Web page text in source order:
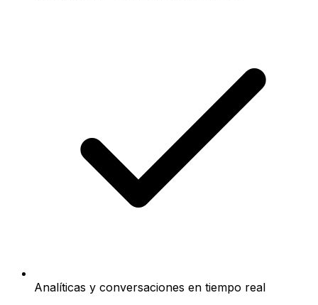
Analíticas y conversaciones en tiempo real